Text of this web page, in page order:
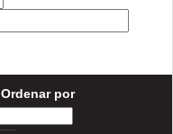
Ordenar por